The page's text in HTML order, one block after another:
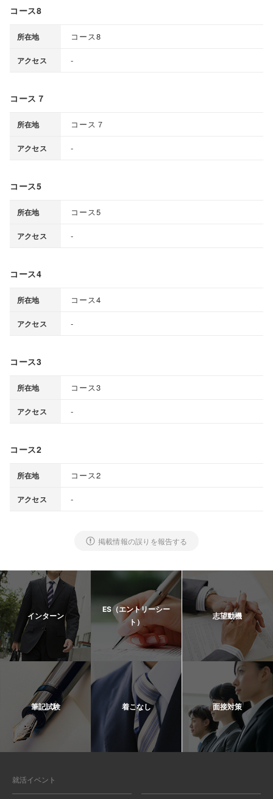
コース8
所在地 コース8
アクセス -
コース７
所在地 コース７
アクセス -
コース5
所在地 コース5
アクセス -
コース4
所在地 コース4
アクセス -
コース3
所在地 コース3
アクセス -
コース2
所在地 コース2
アクセス -
掲載情報の誤りを報告する
インターン
ES（エントリーシー
ト）
志望動機
筆記試験 着こなし 面接対策
就活イベント